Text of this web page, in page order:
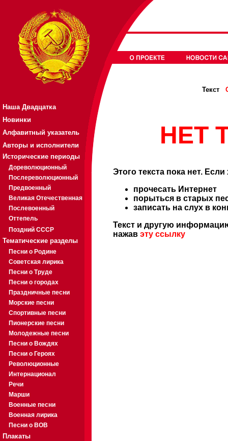
Наша Двадцатка
Новинки
Алфавитный указатель
Авторы и исполнители
Исторические периоды
Дореволюционный
Послереволюционный
Предвоенный
Великая Отечественная
Послевоенный
Оттепель
Поздний СССР
Тематические разделы
Песни о Родине
Советская лирика
Песни о Труде
Песни о городах
Праздничные песни
Морские песни
Спортивные песни
Пионерские песни
Молодежные песни
Песни о Вождях
Песни о Героях
Революционные
Интернационал
Речи
Марши
Военные песни
Военная лирика
Песни о ВОВ
Плакаты
Текст
НЕТ
Этого текста пока нет.
прочесать Интернет
порыться в старых
записать на слух в
Текст и другую
нажав эту ссылку